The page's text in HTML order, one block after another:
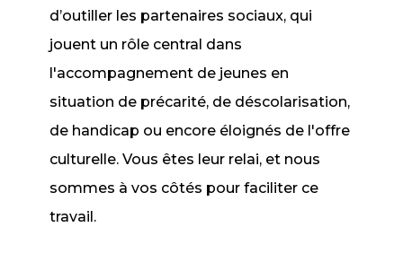
d’outiller les partenaires sociaux, qui
jouent un rôle central dans
l'accompagnement de jeunes en
situation de précarité, de déscolarisation,
de handicap ou encore éloignés de l'offre
culturelle. Vous êtes leur relai, et nous
sommes à vos côtés pour faciliter ce
travail.